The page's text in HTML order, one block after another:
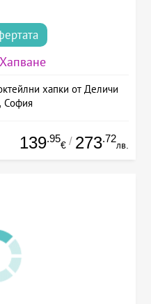
Хапване
хапки от Деличи
София
139.95
€ / 273.72
лв.